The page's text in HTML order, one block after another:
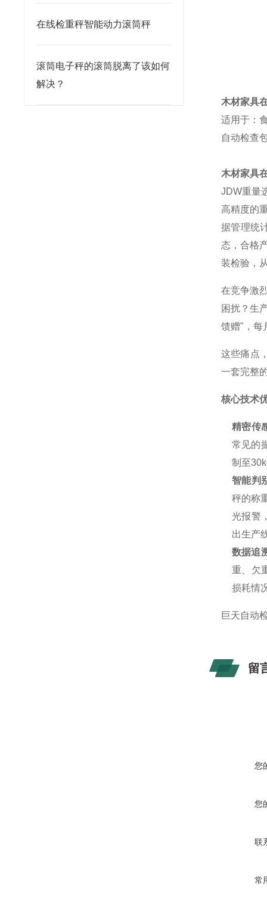
在线检重秤智能动力滚筒秤
滚筒电子秤的滚筒脱离了该如何
解决？
木材家具
适用于：
自动检查
木材家具
JDW重量
高精度的
据管理统
态，合格
装检验，
在竞争激
困扰？生
馈赠"，每
这些痛点
一套完整
核心技术
精密传
常见的
制至
智能判
秤的称
光报警
出生产
数据追
重、欠
损耗情
巨天自动
留
您
您
联
常